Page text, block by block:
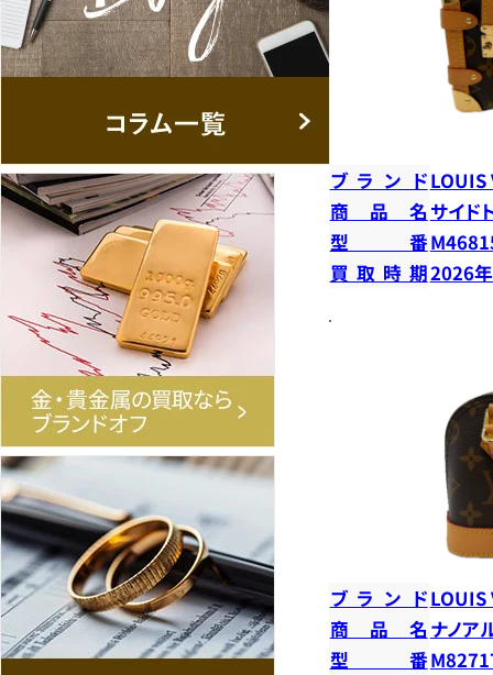
ブランドLOUIS
商品名 サイド
型番
買取時期2026
ブランドLOUIS
商品名 ナノア
型番